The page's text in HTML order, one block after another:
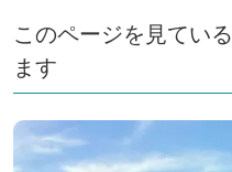
このページを見てい
ます